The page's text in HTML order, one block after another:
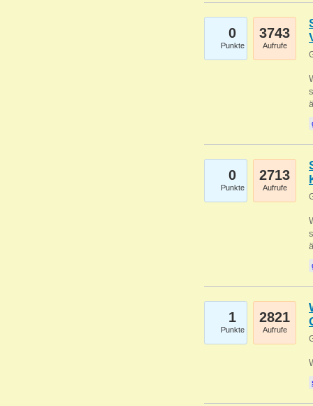
0
Punkte
3743
Aufrufe
0
Punkte
2713
Aufrufe
1
Punkte
2821
Aufrufe